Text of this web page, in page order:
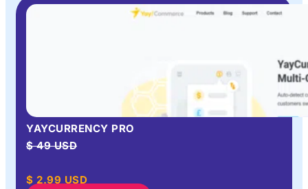
YAYCURRENCY PRO
$ 49 USD
$ 2.99 USD